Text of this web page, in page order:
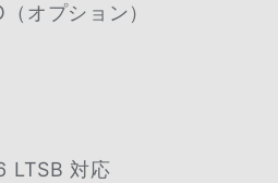
オプション）
LTSB 対応